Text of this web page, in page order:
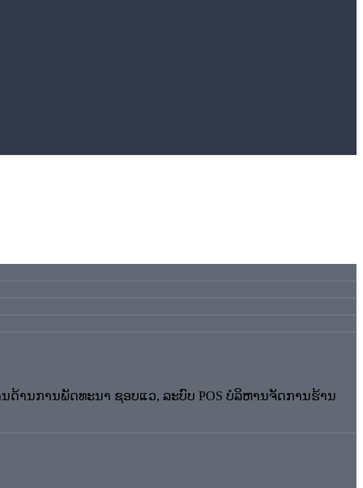
ດ້ານການພັດທະນາ ຊອບແວ, ລະບົບ POS ບໍລິຫານຈັດການຮ້ານ